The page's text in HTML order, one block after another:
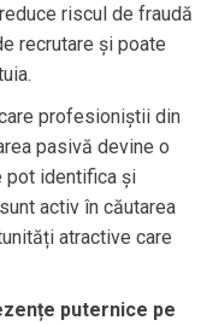
riscul de fraudă
recrutare și poate
profesioniștii din
pasivă devine o
pot identifica și
activ în căutarea
atractive care
puternice pe